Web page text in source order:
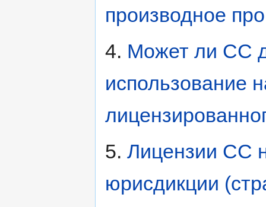
производное
4. Может ли CC
использование
5. Лицензии CC
юрисдикции